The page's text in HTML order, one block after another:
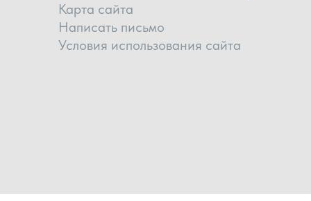
Карта сайта
Написать письмо
Условия использования сайта